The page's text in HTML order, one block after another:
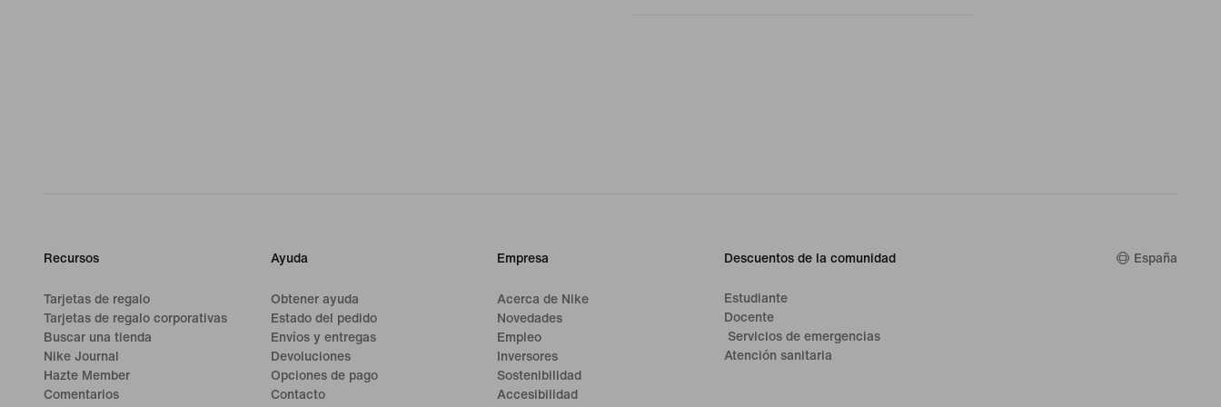
Recursos
Tarjetas de regalo
Tarjetas de regalo corporativas
Buscar una tienda
Nike Journal
Hazte Member
Comentarios
Ayuda
Obtener ayuda
Estado del pedido
Envíos y entregas
Devoluciones
Opciones de pago
Contacto
Empresa
Acerca de Nike
Novedades
Empleo
Inversores
Sostenibilidad
Accesibilidad
Descuentos de la comunidad
Estudiante
Docente
Servicios de emergencias
Atención sanitaria
España